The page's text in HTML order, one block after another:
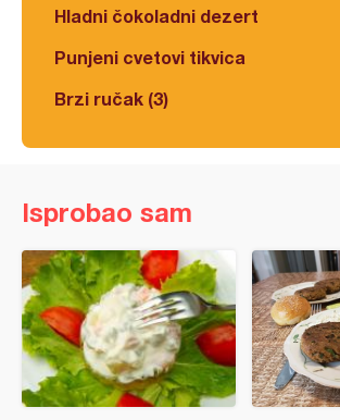
Hladni čokoladni dezert
Punjeni cvetovi tikvica
Brzi ručak (3)
Isprobao sam